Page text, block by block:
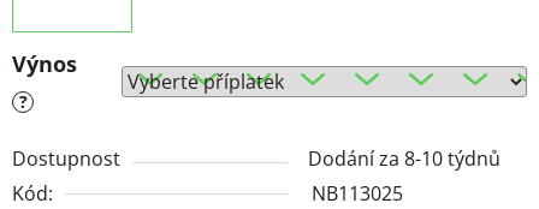
Výnos
?
Dostupnost
Dodání za 8-10 týdnů
Kód:
NB113025